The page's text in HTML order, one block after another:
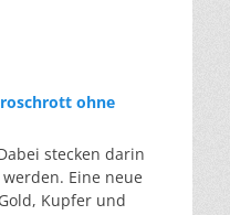
ohne
stecken darin
Eine neue
Kupfer und